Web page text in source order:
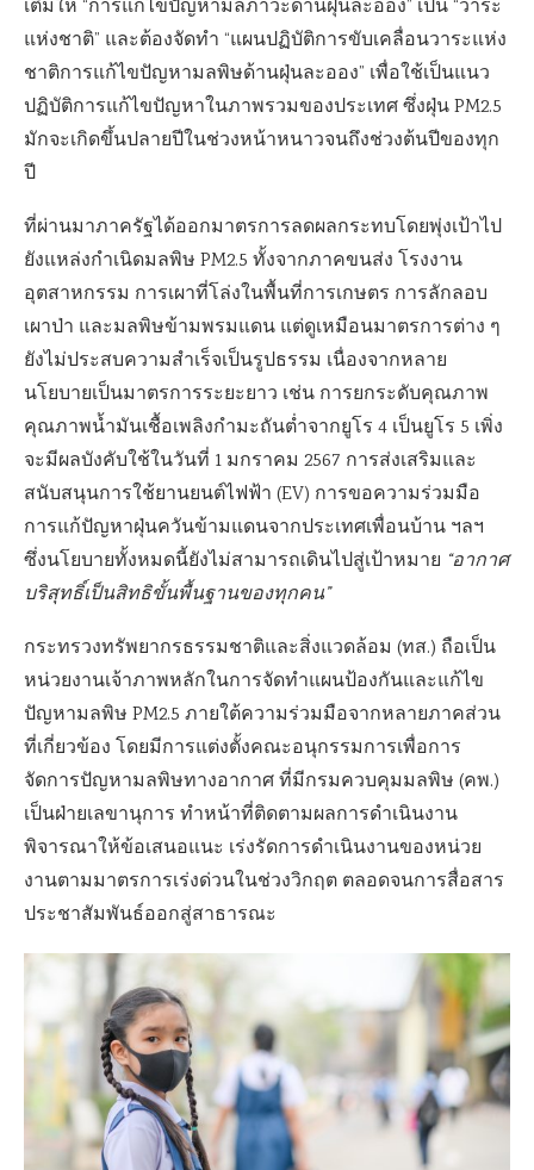
เติมให้ “การแก้ไขปัญหามลภาวะด้านฝุ่นละออง” เป็น “วาระ
แห่งชาติ” และต้องจัดทำ “แผนปฏิบัติการขับเคลื่อนวาระแห่ง
ชาติการแก้ไขปัญหามลพิษด้านฝุ่นละออง” เพื่อใช้เป็นแนว
ปฏิบัติการแก้ไขปัญหาในภาพรวมของประเทศ ซึ่งฝุ่น PM2.5
มักจะเกิดขึ้นปลายปีในช่วงหน้าหนาวจนถึงช่วงต้นปีของทุก
ปี
ที่ผ่านมาภาครัฐได้ออกมาตรการลดผลกระทบโดยพุ่งเป้าไป
ยังแหล่งกำเนิดมลพิษ PM2.5 ทั้งจากภาคขนส่ง โรงงาน
อุตสาหกรรม การเผาที่โล่งในพื้นที่การเกษตร การลักลอบ
เผาป่า และมลพิษข้ามพรมแดน แต่ดูเหมือนมาตรการต่าง ๆ
ยังไม่ประสบความสำเร็จเป็นรูปธรรม เนื่องจากหลาย
นโยบายเป็นมาตรการระยะยาว เช่น การยกระดับคุณภาพ
คุณภาพน้ำมันเชื้อเพลิงกำมะถันต่ำจากยูโร 4 เป็นยูโร 5 เพิ่ง
จะมีผลบังคับใช้ในวันที่ 1 มกราคม 2567 การส่งเสริมและ
สนับสนุนการใช้ยานยนต์ไฟฟ้า (EV) การขอความร่วมมือ
การแก้ปัญหาฝุ่นควันข้ามแดนจากประเทศเพื่อนบ้าน ฯลฯ
ซึ่งนโยบายทั้งหมดนี้ยังไม่สามารถเดินไปสู่เป้าหมาย “อากาศ
บริสุทธิ์เป็นสิทธิขั้นพื้นฐานของทุกคน”
กระทรวงทรัพยากรธรรมชาติและสิ่งแวดล้อม (ทส.) ถือเป็น
หน่วยงานเจ้าภาพหลักในการจัดทำแผนป้องกันและแก้ไข
ปัญหามลพิษ PM2.5 ภายใต้ความร่วมมือจากหลายภาคส่วน
ที่เกี่ยวข้อง โดยมีการแต่งตั้งคณะอนุกรรมการเพื่อการ
จัดการปัญหามลพิษทางอากาศ ที่มีกรมควบคุมมลพิษ (คพ.)
เป็นฝ่ายเลขานุการ ทำหน้าที่ติดตามผลการดำเนินงาน
พิจารณาให้ข้อเสนอแนะ เร่งรัดการดำเนินงานของหน่วย
งานตามมาตรการเร่งด่วนในช่วงวิกฤต ตลอดจนการสื่อสาร
ประชาสัมพันธ์ออกสู่สาธารณะ